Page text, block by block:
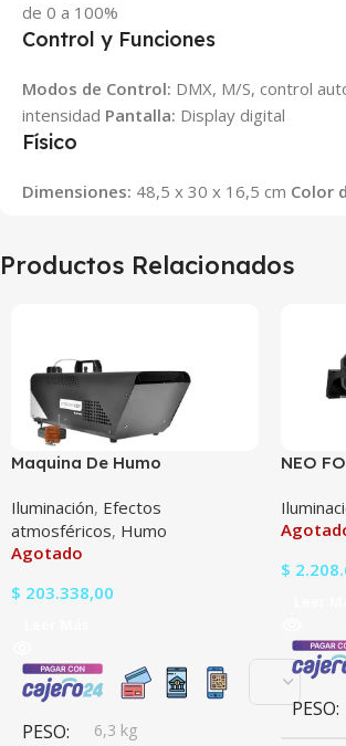
de 0 a 100%
Control y Funciones
Modos de Control: DMX, M/S, control
intensidad Pantalla: Display digital
Físico
Dimensiones: 48,5 x 30 x 16,5 cm Color
Productos Relacionados
Maquina De Humo
Fazer
Iluminación, Efectos
atmosféricos, Humo
Agotado
$ 203.338,00
PESO 6,3 kg
NEO
$
PESO